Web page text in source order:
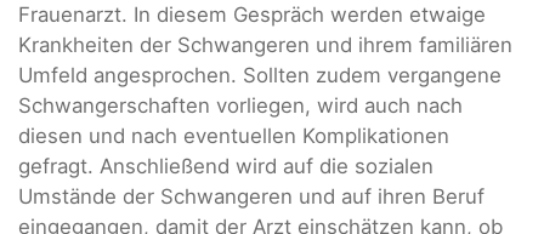
Frauenarzt. In diesem Gespräch werden etwaige
Krankheiten der Schwangeren und ihrem familiären
Umfeld angesprochen. Sollten zudem vergangene
Schwangerschaften vorliegen, wird auch nach
diesen und nach eventuellen Komplikationen
gefragt. Anschließend wird auf die sozialen
Umstände der Schwangeren und auf ihren Beruf
eingegangen, damit der Arzt einschätzen kann, ob